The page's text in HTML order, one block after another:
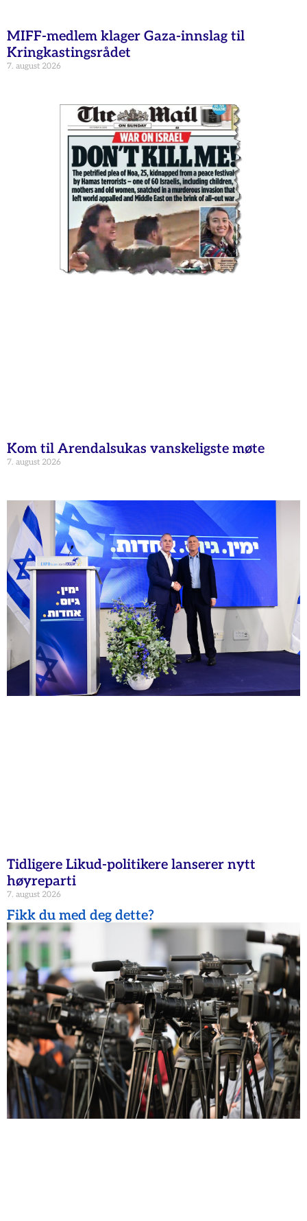
MIFF-medlem klager Gaza-innslag til
Kringkastingsrådet
7. august 2026
Kom til Arendalsukas vanskeligste møte
7. august 2026
Tidligere Likud-politikere lanserer nytt
høyreparti
7. august 2026
Fikk du med deg dette?